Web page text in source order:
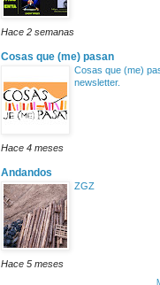
Hace 2 semanas
Cosas que (me) pasan
Cosas que (me)
newsletter.
Hace 4 meses
Andandos
ZGZ
Hace 5 meses